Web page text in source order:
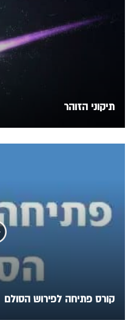
תיקוני הזוהר
קורס פתיחה לפירוש הסולם